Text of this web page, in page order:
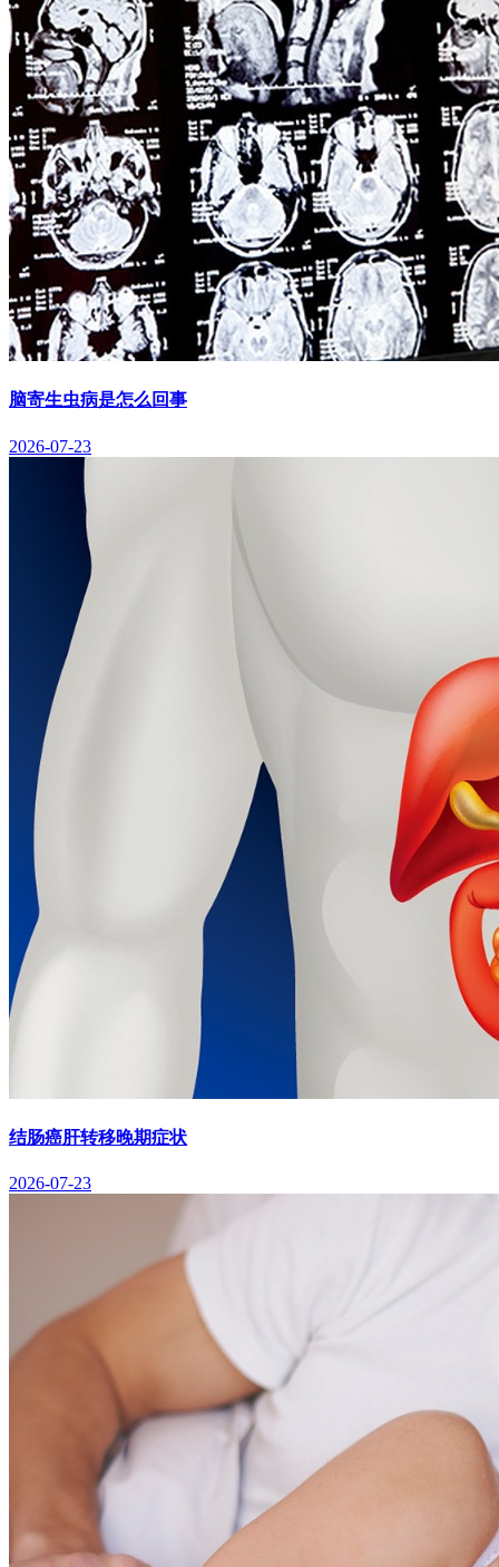
脑寄生虫病是怎么回事
2026-07-23
结肠癌肝转移晚期症状
2026-07-23